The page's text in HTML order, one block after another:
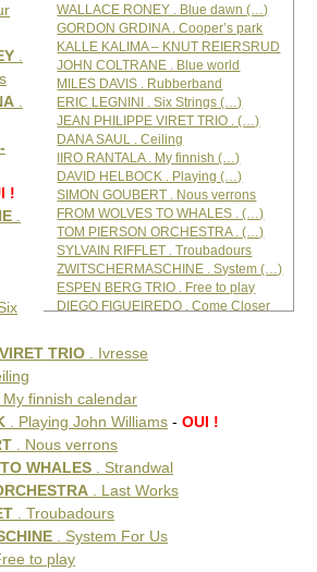
WALLACE RONEY . Blue dawn (…)
GORDON GRDINA . Cooper’s park
KALLE KALIMA – KNUT REIERSRUD
JOHN COLTRANE . Blue world
MILES DAVIS . Rubberband
ERIC LEGNINI . Six Strings (…)
JEAN PHILIPPE VIRET TRIO . (…)
DANA SAUL . Ceiling
IIRO RANTALA . My finnish (…)
DAVID HELBOCK . Playing (…)
SIMON GOUBERT . Nous verrons
FROM WOLVES TO WHALES . (…)
TOM PIERSON ORCHESTRA . (…)
SYLVAIN RIFFLET . Troubadours
ZWITSCHERMASCHINE . System (…)
ESPEN BERG TRIO . Free to play
DIEGO FIGUEIREDO . Come Closer
!
TRIO . Ivresse
. My finnish calendar
. Playing John Williams - OUI !
. Nous verrons
WHALES
. Strandwal
. Last Works
. Troubadours
. System For Us
to play